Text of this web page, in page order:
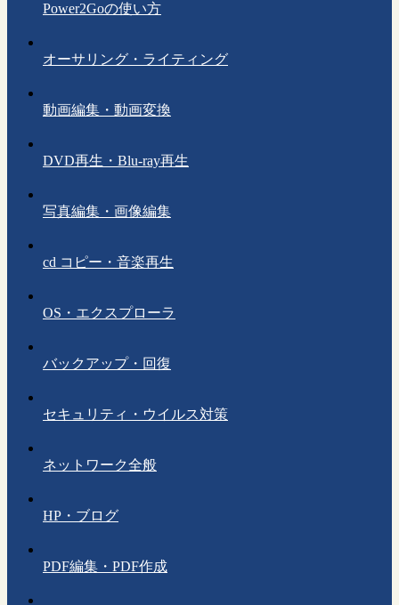
Power2Goの使い方
オーサリング・ライティング
動画編集・動画変換
DVD再生・Blu-ray再生
写真編集・画像編集
cd コピー・音楽再生
OS・エクスプローラ
バックアップ・回復
セキュリティ・ウイルス対策
ネットワーク全般
HP・ブログ
PDF編集・PDF作成